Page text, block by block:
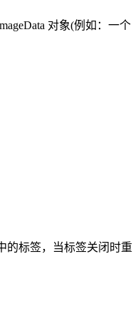
对象(例如：一个
的标签，当标签关闭时重